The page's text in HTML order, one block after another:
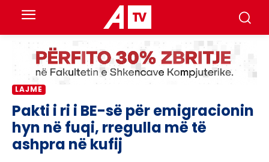
LAJME
Pakti i ri i BE-së për emigracionin
hyn në fuqi, rregulla më të
ashpra në kufij